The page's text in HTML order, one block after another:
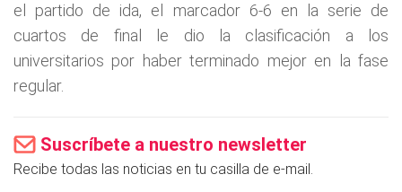
el partido de ida, el marcador 6-6 en la serie de
cuartos de final le dio la clasificación a los
universitarios por haber terminado mejor en la fase
regular.
Suscríbete a nuestro newsletter
Recibe todas las noticias en tu casilla de e-mail.